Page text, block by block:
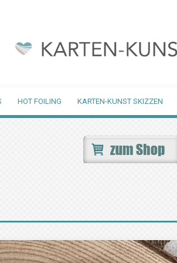
HOT FOILING KARTEN-KUNST SKIZZEN